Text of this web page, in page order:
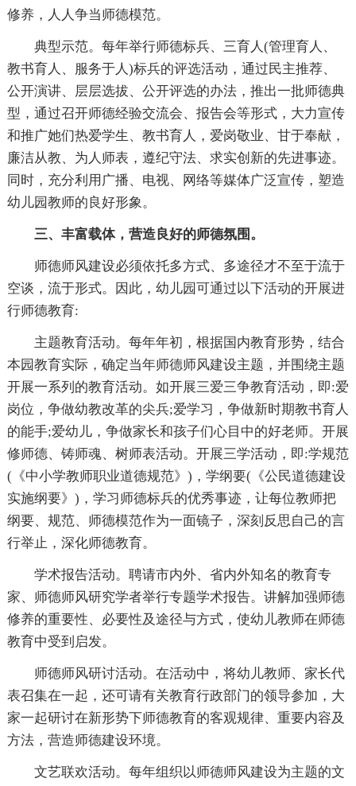
修养，人人争当师德模范。
典型示范。每年举行师德标兵、三育人(管理育人、
教书育人、服务于人)标兵的评选活动，通过民主推荐、
公开演讲、层层选拔、公开评选的办法，推出一批师德典
型，通过召开师德经验交流会、报告会等形式，大力宣传
和推广她们热爱学生、教书育人，爱岗敬业、甘于奉献，
廉洁从教、为人师表，遵纪守法、求实创新的先进事迹。
同时，充分利用广播、电视、
网络等媒体广泛宣传，塑造
幼儿园教师的良好形象。
三、丰富载体，营造良好的师德氛围。
师德师风建设必须依托多方式、多途径才不至于流于
空谈，流于形式。因此，幼儿园可通过以下活动的开展进
行师德教育:
主题教育活动。每年年初，根据国内教育形势，结合
本园教育实际，确定当年师德师风建设主题，并围绕主题
开展一系列的教育活动。如开展三爱三争教育活动，即:爱
岗位，争做幼教改革的尖兵;爱学习，争做新时期教书育人
的能手;爱幼儿，争做家长和孩子们心目中的好老师。开展
修师德、铸师魂、树师表活动。开展三学活动，即:学规范
(《中小学教师职业道德规范》)，学纲要(《公民道德建设
实施纲要》)，学习师德标兵的优秀事迹，让每位教师把
纲要、规范、师德模范作为一面镜子，深刻反思自己的言
行举止，深化师德教育。
学术报告活动。聘请市内外、省内外知名的教育专
家、师德师风研究学者举行专题学术报告。讲解加强师德
修养的重要性、必要性及途径与方式，使幼儿教师在师德
教育中受到启发。
师德师风研讨活动。在活动中，将幼儿教师、家长代
表召集在一起，还可请有关教育行政部门的领导参加，大
家一起研讨在新形势下师德教育的客观规律、重要内容及
方法，营造师德建设环境。
文艺联欢活动。每年组织以师德师风建设为主题的文